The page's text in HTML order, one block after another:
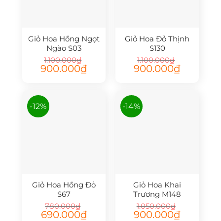
Giỏ Hoa Hồng Ngọt
Ngào S03
1.100.000₫
Giá
gốc
900.000₫Giá
Giỏ Hoa Đỏ Thịnh
S130
1.100.000₫
Giá
gốc
900.000₫Giá
-12%
Giỏ Hoa Hồng Đỏ
S67
780.000₫
Giá
gốc
690.000₫Giá
-14%
Giỏ Hoa Khai
Trương M148
1.050.000₫
Giá
gốc
900.000₫Giá